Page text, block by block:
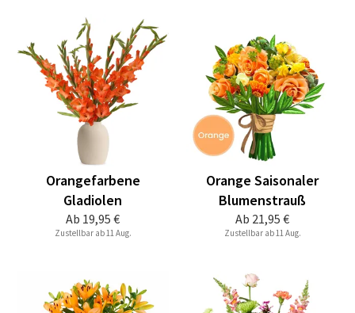
Ab 19,95 €
Orangefarbene
Gladiolen
Zustellbar ab 11 Aug.
Ab 21,95 €
Orange Saisonaler
Blumenstrauß
Zustellbar ab 11 Aug.